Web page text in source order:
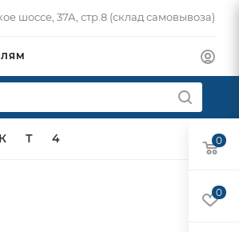
шоссе, 37А, стр.8 (склад самовывоза)
К Т 4 0
0